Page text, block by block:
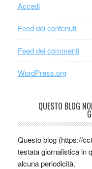
Accedi
Feed dei contenuti
Feed dei commenti
WordPress.org
QUESTO BLOG
Questo blog (https://
testata giornalistica in
alcuna periodicità.